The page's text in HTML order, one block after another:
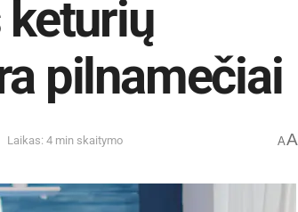
keturių
pilnamečiai
Laikas: 4 min skaitymo AA